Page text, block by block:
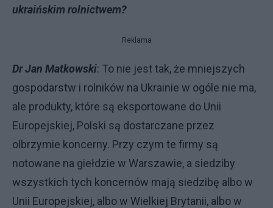
ukraińskim rolnictwem?
Reklama
Dr Jan Matkowski: To nie jest tak, że mniejszych
gospodarstw i rolników na Ukrainie w ogóle nie ma,
ale produkty, które są eksportowane do Unii
Europejskiej, Polski są dostarczane przez
olbrzymie koncerny. Przy czym te firmy są
notowane na giełdzie w Warszawie, a siedziby
wszystkich tych koncernów mają siedzibę albo w
Unii Europejskiej, albo w Wielkiej Brytanii, albo w